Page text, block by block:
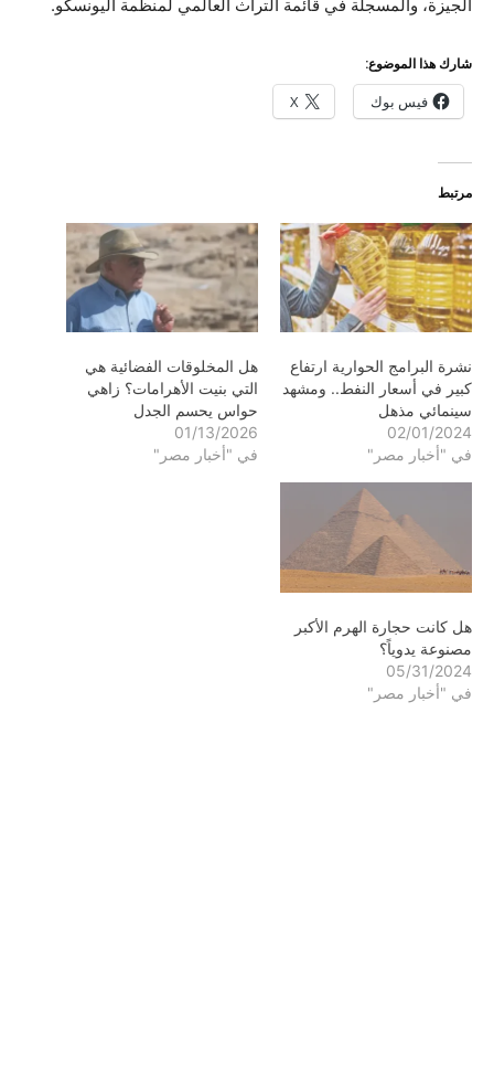
الجيزة، والمسجلة في قائمة التراث العالمي لمنظمة اليونسكو.
شارك هذا الموضوع:
فيس بوك X
مرتبط
نشرة البرامج الحوارية ارتفاع
كبير في أسعار النفط.. ومشهد
سينمائي مذهل
02/01/2024
في "أخبار مصر"
هل المخلوقات الفضائية هي
التي بنيت الأهرامات؟ زاهي
حواس يحسم الجدل
01/13/2026
في "أخبار مصر"
هل كانت حجارة الهرم الأكبر
مصنوعة يدوياً؟
05/31/2024
في "أخبار مصر"